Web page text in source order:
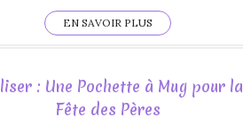
EN SAVOIR PLUS
: Une Pochette à Mug pour la
Fête des Pères